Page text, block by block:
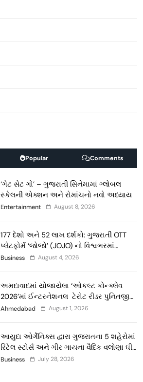
Popular Comments
‘ગેટ સેટ ગો’ – ગુજરાતી સિનેમામાં ગ્લોબલ
સ્કેલની એક્શન અને રોમાંચનો નવો અધ્યાય
Entertainment August 8, 2026
177 દેશો અને 52 લાખ દર્શકો: ગુજરાતી OTT
પ્લેટફોર્મ ‘જોજો’ (JOJO) નો વિશ્વભરમાં
દબદબો
Business August 4, 2026
અમદાવાદમાં યોજાયેલા ‘ઓકલ્ટ કોન્ક્લેવ
2026’માં ઈન્ટરનેશનલ ટેરોટ રીડર પુનિતજી
લુલ્લા એ ટેરોટ કાર્ડ રીડિંગ અંગે માહિતી આપી
Ahmedabad August 1, 2026
આયુદા ઓર્ગેનિક્સ દ્વારા ગુજરાતના 5 શહેરોમાં
રિટેલ સ્ટોર્સ અને ગીર ગાયના વૈદિક વલોણા ઘી-
દૂધની શુદ્ધ સેવાઓ સાથે વ્યાપક વિસ્તરણ
Business July 28, 2026